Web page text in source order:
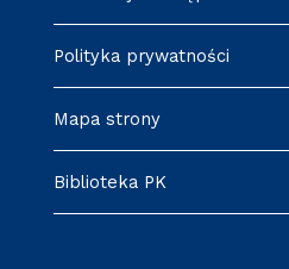
Polityka prywatności
Mapa strony
Biblioteka PK